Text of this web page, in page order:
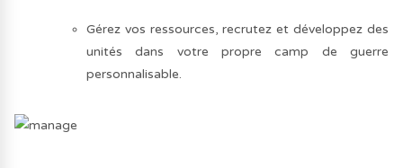
Gérez vos ressources, recrutez et développez des
unités dans votre propre camp de guerre
personnalisable.